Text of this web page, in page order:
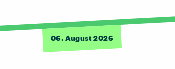
06. August 2026